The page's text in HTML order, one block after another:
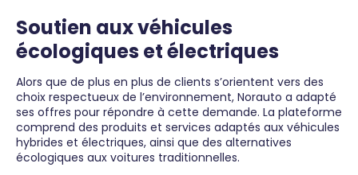
Soutien aux véhicules
écologiques et électriques
Alors que de plus en plus de clients s’orientent vers des
choix respectueux de l’environnement, Norauto a adapté
ses offres pour répondre à cette demande. La plateforme
comprend des produits et services adaptés aux véhicules
hybrides et électriques, ainsi que des alternatives
écologiques aux voitures traditionnelles.